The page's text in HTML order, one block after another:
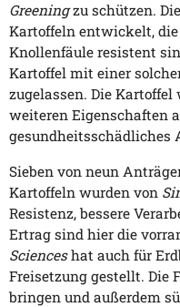
Greeningzu schützen.
Kartoffeln entwickelt,
Knollenfäule resistent
Kartoffel mit einer
zugelassen. Die
weiteren Eigenschaften
gesundheitsschädliches
Sieben von neun
Kartoffeln wurden von
Resistenz, bessere
Ertrag sind hier die
Scienceshat auch für
Freisetzung gestellt. Die
bringen und außerdem